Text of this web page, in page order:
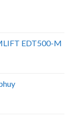
EDT500-M